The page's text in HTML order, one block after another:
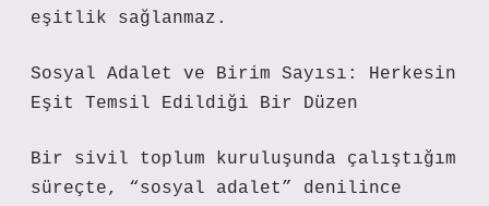
eşitlik sağlanmaz.
Sosyal Adalet ve Birim Sayısı: Herkesin
Eşit Temsil Edildiği Bir Düzen
Bir sivil toplum kuruluşunda çalıştığım
süreçte, “sosyal adalet” denilince